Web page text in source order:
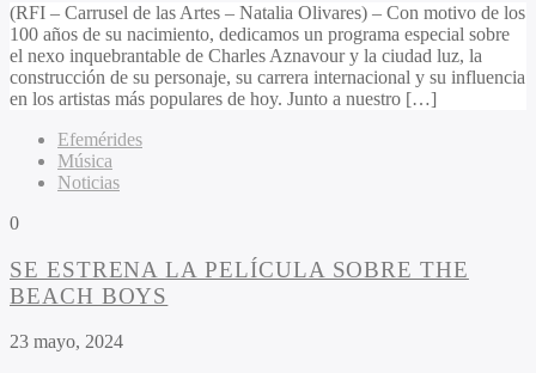
(RFI – Carrusel de las Artes – Natalia Olivares) – Con motivo de los
100 años de su nacimiento, dedicamos un programa especial sobre
el nexo inquebrantable de Charles Aznavour y la ciudad luz, la
construcción de su personaje, su carrera internacional y su influencia
en los artistas más populares de hoy. Junto a nuestro […]
Efemérides
Música
Noticias
0
SE ESTRENA LA PELÍCULA SOBRE THE
BEACH BOYS
23 mayo, 2024